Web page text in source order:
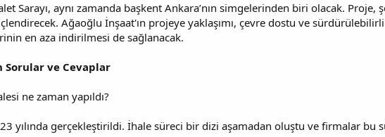
Sarayı, aynı zamanda başkent Ankara’nın simgelerinden biri olacak. Proje,
Ağaoğlu İnşaat'ın projeye yaklaşımı, çevre dostu ve
en aza indirilmesi de sağlanacak.
Sorular ve Cevaplar
ne zaman yapıldı?
yılında gerçekleştirildi. İhale süreci bir dizi aşamadan oluştu ve firmalar bu